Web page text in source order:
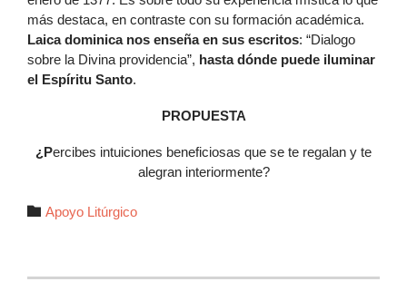
más destaca, en contraste con su formación académica.
Laica dominica nos enseñaen sus escritos: “Dialogo
sobre la Divina providencia”, hasta dónde puede iluminar
el Espíritu Santo.
PROPUESTA
¿Percibes intuiciones beneficiosas que se te regalan y te
alegran interiormente?
 Autor
Apoyo Litúrgico